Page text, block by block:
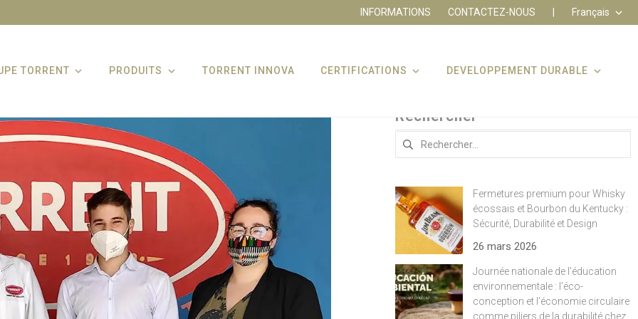
INFORMATIONS CONTACTEZ-NOUS Français
TORRENT PRODUITS TORRENT INNOVA CERTIFICATIONS DEVELOPPEMENT DURABLE
Rechercher
Rechercher :
Fermetures premium pour Whisky
écossais et Bourbon du Kentucky :
Sécurité, Durabilité et Design
26 mars 2026
Journée nationale de l’éducation
environnementale : l’éco-
conception et l’économie circulaire
comme piliers de la durabilité chez